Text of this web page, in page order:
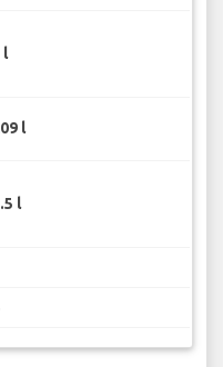
l
l
l